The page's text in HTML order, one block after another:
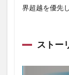
界超越を優先
ストー